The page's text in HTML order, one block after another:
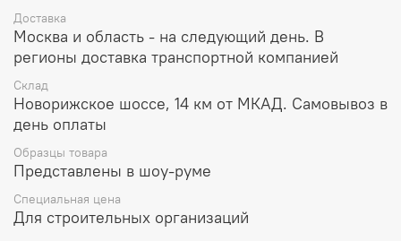
Доставка
Москва и область - на следующий день. В
регионы доставка транспортной компанией
Склад
Новорижское шоссе, 14 км от МКАД. Самовывоз в
день оплаты
Образцы товара
Представлены в шоу-руме
Специальная цена
Для строительных организаций